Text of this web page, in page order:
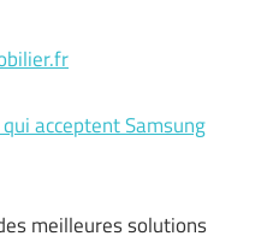
acceptent Samsung
meilleures solutions